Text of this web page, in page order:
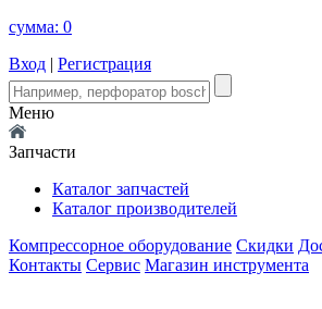
сумма: 0
Вход | Регистрация
Меню
Запчасти
Каталог запчастей
Каталог производителей
Компрессорное оборудование Скидки
Контакты Сервис Магазин инструмента